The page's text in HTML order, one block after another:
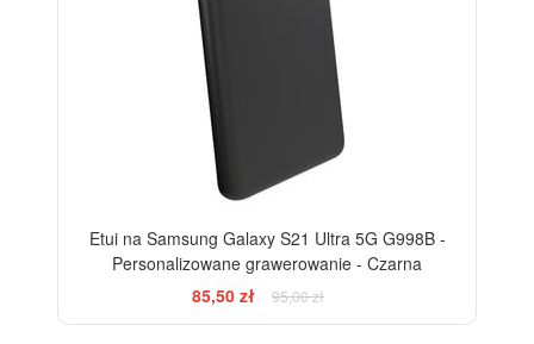
Etui na Samsung Galaxy S21 Ultra 5G G998B -
Personalizowane grawerowanie - Czarna
85,50 zł
95,00 zł